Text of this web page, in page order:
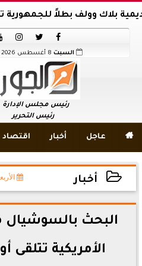
وولف بطلاً للجمهورية تحت 17 سنة



السبت
رئيس مجلس الإدارة
رئيس التحرير
 عاجل أخبار اقتصاد
أخبار الأربعاء، 2
2025-04-02 12:38:11
البحث بالسوشيال
الأمريكية تتلقى